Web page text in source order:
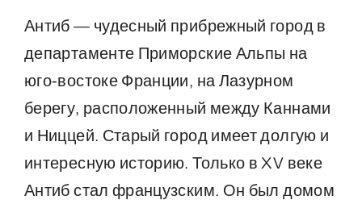
ВОДНЫЕ ВПЕЧАТЛЕНИЯ
Антиб — чудесный прибрежный город в
департаменте Приморские Альпы на
юго-востоке Франции, на Лазурном
берегу, расположенный между Каннами
и Ниццей. Старый город имеет долгую и
интересную историю. Только в XV веке
Антиб стал французским. Он был домом